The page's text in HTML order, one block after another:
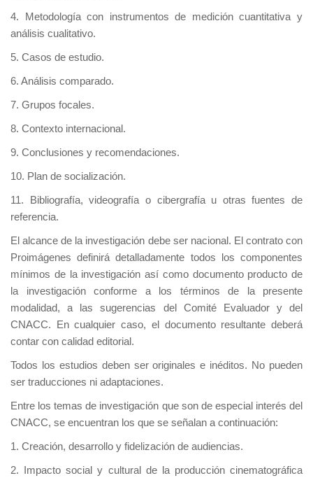
4. Metodología con instrumentos de medición cuantitativa y
análisis cualitativo.
5. Casos de estudio.
6. Análisis comparado.
7. Grupos focales.
8. Contexto internacional.
9. Conclusiones y recomendaciones.
10. Plan de socialización.
11. Bibliografía, videografía o cibergrafía u otras fuentes de
referencia.
El alcance de la investigación debe ser nacional. El contrato con
Proimágenes definirá detalladamente todos los componentes
mínimos de la investigación así como documento producto de
la investigación conforme a los términos de la presente
modalidad, a las sugerencias del Comité Evaluador y del
CNACC. En cualquier caso, el documento resultante deberá
contar con calidad editorial.
Todos los estudios deben ser originales e inéditos. No pueden
ser traducciones ni adaptaciones.
Entre los temas de investigación que son de especial interés del
CNACC, se encuentran los que se señalan a continuación:
1. Creación, desarrollo y fidelización de audiencias.
2. Impacto social y cultural de la producción cinematográfica